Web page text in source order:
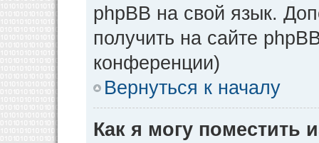
phpBB на свой язык.
получить на сайте
конференции)
Вернуться к началу
Как я могу поместить